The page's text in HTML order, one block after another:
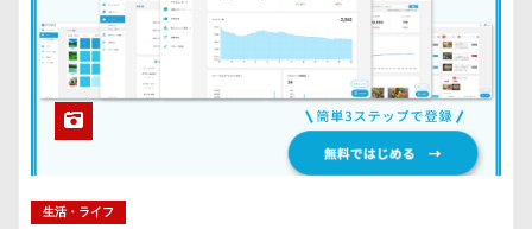
生活・ライフ